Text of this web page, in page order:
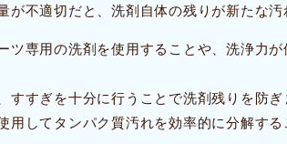
が不適切だと、洗剤自体の残りが新たな汚
ツ専用の洗剤を使用することや、洗浄力
すすぎを十分に行うことで洗剤残りを防ぎ
用してタンパク質汚れを効率的に分解する